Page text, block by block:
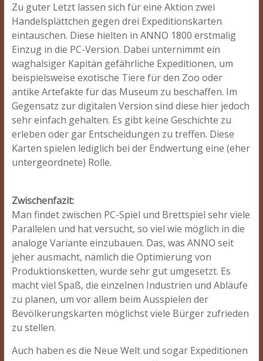
Zu guter Letzt lassen sich für eine Aktion zwei
Handelsplättchen gegen drei Expeditionskarten
eintauschen. Diese hielten in ANNO 1800 erstmalig
Einzug in die PC-Version. Dabei unternimmt ein
waghalsiger Kapitän gefährliche Expeditionen, um
beispielsweise exotische Tiere für den Zoo oder
antike Artefakte für das Museum zu beschaffen. Im
Gegensatz zur digitalen Version sind diese hier jedoch
sehr einfach gehalten. Es gibt keine Geschichte zu
erleben oder gar Entscheidungen zu treffen. Diese
Karten spielen lediglich bei der Endwertung eine (eher
untergeordnete) Rolle.
Zwischenfazit:
Man findet zwischen PC-Spiel und Brettspiel sehr viele
Parallelen und hat versucht, so viel wie möglich in die
analoge Variante einzubauen. Das, was ANNO seit
jeher ausmacht, nämlich die Optimierung von
Produktionsketten, wurde sehr gut umgesetzt. Es
macht viel Spaß, die einzelnen Industrien und Abläufe
zu planen, um vor allem beim Ausspielen der
Bevölkerungskarten möglichst viele Bürger zufrieden
zu stellen.
Auch haben es die Neue Welt und sogar Expeditionen